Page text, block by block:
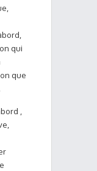
qui
que
,